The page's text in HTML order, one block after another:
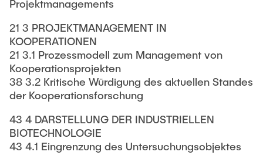
Projektmanagements
21 3 PROJEKTMANAGEMENT IN
KOOPERATIONEN
21 3.1 Prozessmodell zum Management von
Kooperationsprojekten
38 3.2 Kritische Würdigung des aktuellen Standes
der Kooperationsforschung
43 4 DARSTELLUNG DER INDUSTRIELLEN
BIOTECHNOLOGIE
43 4.1 Eingrenzung des Untersuchungsobjektes